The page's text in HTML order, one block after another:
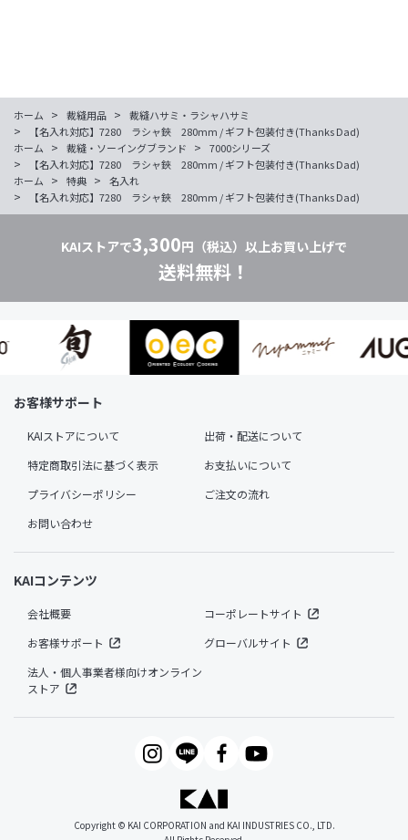
ホーム > 裁縫用品 > 裁縫ハサミ・ラシャハサミ
>
【名入れ対応】7280 ラシャ鋏 280mm / ギフト包装付き(Thanks Dad)
ホーム
> 裁縫・ソーイングブランド > 7000シリーズ
>
【名入れ対応】7280 ラシャ鋏 280mm / ギフト包装付き(Thanks Dad)
ホーム
> 特典 > 名入れ
> 【名入れ対応】7280 ラシャ鋏 280mm / ギフト包装付き(Thanks Dad)
KAIストアで3,300円（税込）以上お買い上げで
送料無料！
お客様サポート
KAIストアについて
出荷・配送について
特定商取引法に基づく表示
お支払いについて
プライバシーポリシー
ご注文の流れ
お問い合わせ
KAIコンテンツ
会社概要
コーポレートサイト
お客様サポート
グローバルサイト
法人・個人事業者様向けオンライン
ストア
Copyright © KAI CORPORATION and KAI INDUSTRIES CO., LTD.